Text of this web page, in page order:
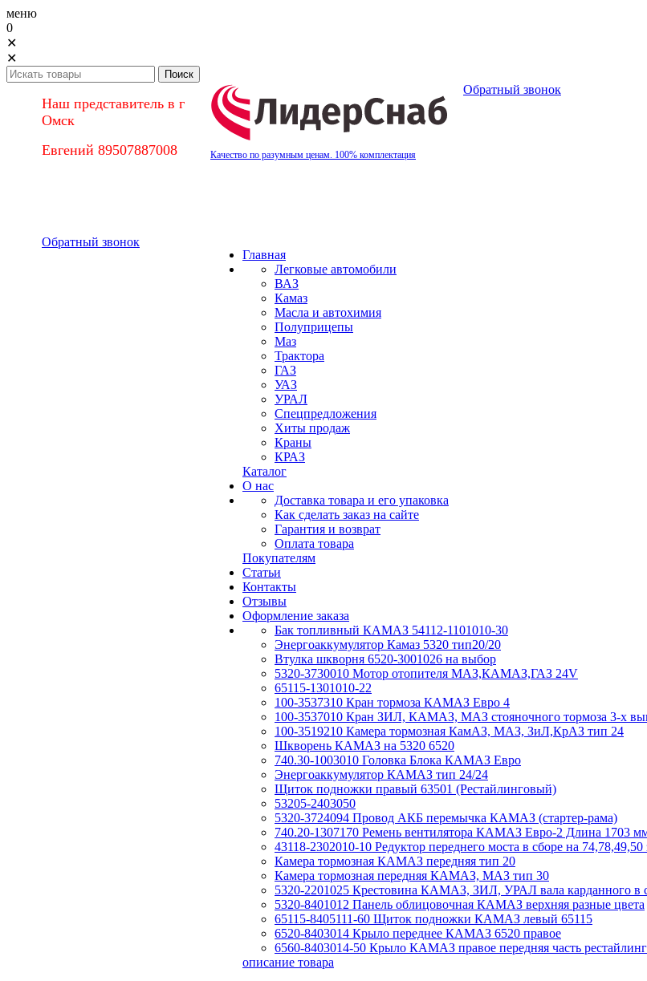
меню
0
✕
✕
Наш представитель в г
Омск
Евгений 89507887008
Качество по разумным ценам. 100% комплектация
Обратный звонок
Обратный звонок
Главная
Легковые автомобили
ВАЗ
Камаз
Масла и автохимия
Полуприцепы
Маз
Трактора
ГАЗ
УАЗ
УРАЛ
Спецпредложения
Хиты продаж
Краны
КРАЗ
Каталог
О нас
Доставка товара и его упаковка
Как сделать заказ на сайте
Гарантия и возврат
Оплата товара
Покупателям
Статьи
Контакты
Отзывы
Оформление заказа
Бак топливный КАМАЗ 54112-1101010-30
Энергоаккумулятор Камаз 5320 тип20/20
Втулка шкворня 6520-3001026 на выбор
5320-3730010 Мотор отопителя МАЗ,КАМАЗ,ГАЗ 24V
65115-1301010-22
100-3537310 Кран тормоза КАМАЗ Евро 4
100-3537010 Кран ЗИЛ, КАМАЗ, МАЗ стояночного тормоза 3-х
100-3519210 Камера тормозная КамАЗ, МАЗ, ЗиЛ,КрАЗ тип 24
Шкворень КАМАЗ на 5320 6520
740.30-1003010 Головка Блока КАМАЗ Евро
Энергоаккумулятор КАМАЗ тип 24/24
Щиток подножки правый 63501 (Рестайлинговый)
53205-2403050
5320-3724094 Провод АКБ перемычка КАМАЗ (стартер-рама)
740.20-1307170 Ремень вентилятора КАМАЗ Евро-2 Длина 1703
43118-2302010-10 Редуктор переднего моста в сборе на 74,78,49,50
Камера тормозная КАМАЗ передняя тип 20
Камера тормозная передняя КАМАЗ, МАЗ тип 30
5320-2201025 Крестовина КАМАЗ, ЗИЛ, УРАЛ вала карданного в
5320-8401012 Панель облицовочная КАМАЗ верхняя разные цвета
65115-8405111-60 Щиток подножки КАМАЗ левый 65115
6520-8403014 Крыло переднее КАМАЗ 6520 правое
6560-8403014-50 Крыло КАМАЗ правое передняя часть
описание товара